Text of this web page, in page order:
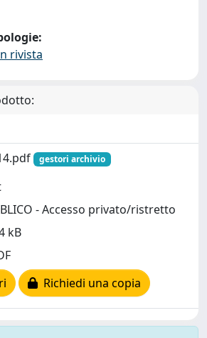
rivista
gestori archivio
- Accesso privato/ristretto
kB
Richiedi una copia